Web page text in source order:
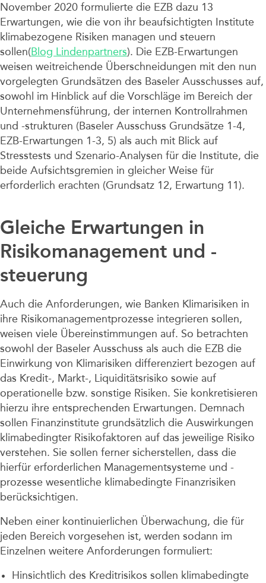
November 2020 formulierte die EZB dazu 13
Erwartungen, wie die von ihr beaufsichtigten Institute
klimabezogene Risiken managen und steuern
sollen(Blog Lindenpartners). Die EZB-Erwartungen
weisen weitreichende Überschneidungen mit den nun
vorgelegten Grundsätzen des Baseler Ausschusses auf,
sowohl im Hinblick auf die Vorschläge im Bereich der
Unternehmensführung, der internen Kontrollrahmen
und -strukturen (Baseler Ausschuss Grundsätze 1-4,
EZB-Erwartungen 1-3, 5) als auch mit Blick auf
Stresstests und Szenario-Analysen für die Institute, die
beide Aufsichtsgremien in gleicher Weise für
erforderlich erachten (Grundsatz 12, Erwartung 11).
Gleiche Erwartungen in
Risikomanagement und -
steuerung
Auch die Anforderungen, wie Banken Klimarisiken in
ihre Risikomanagementprozesse integrieren sollen,
weisen viele Übereinstimmungen auf. So betrachten
sowohl der Baseler Ausschuss als auch die EZB die
Einwirkung von Klimarisiken differenziert bezogen auf
das Kredit-, Markt-, Liquiditätsrisiko sowie auf
operationelle bzw. sonstige Risiken. Sie konkretisieren
hierzu ihre entsprechenden Erwartungen. Demnach
sollen Finanzinstitute grundsätzlich die Auswirkungen
klimabedingter Risikofaktoren auf das jeweilige Risiko
verstehen. Sie sollen ferner sicherstellen, dass die
hierfür erforderlichen Managementsysteme und -
prozesse wesentliche klimabedingte Finanzrisiken
berücksichtigen.
Neben einer kontinuierlichen Überwachung, die für
jeden Bereich vorgesehen ist, werden sodann im
Einzelnen weitere Anforderungen formuliert:
Hinsichtlich des Kreditrisikos sollen klimabedingte